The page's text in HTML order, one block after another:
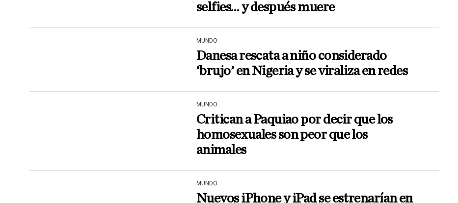
selfies… y después muere
MUNDO
Danesa rescata a niño considerado
‘brujo’ en Nigeria y se viraliza en redes
MUNDO
Critican a Paquiao por decir que los
homosexuales son peor que los
animales
MUNDO
Nuevos iPhone y iPad se estrenarían en